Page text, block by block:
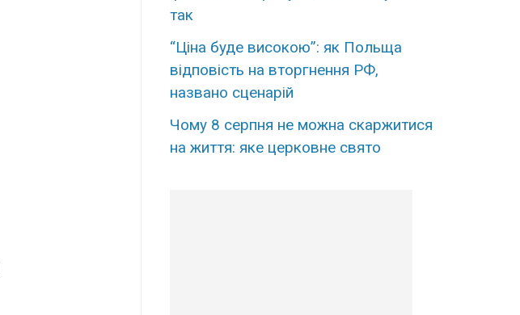
так
“Ціна буде високою”: як Польща
відповість на вторгнення РФ,
названо сценарій
Чому 8 серпня не можна скаржитися
на життя: яке церковне свято